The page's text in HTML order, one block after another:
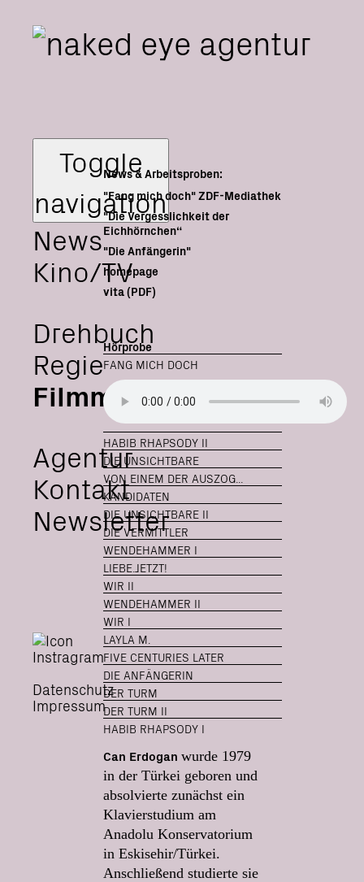
Toggle
navigation
News
Kino/TV
Drehbuch
Regie
Filmmusik
Agentur
Kontakt
Newsletter
Datenschutz
Impressum
News & Arbeitsproben:
"Fang mich doch" ZDF-Mediathek
"Die Vergesslichkeit der
Eichhörnchen“
"Die Anfängerin"
homepage
vita (PDF)
Hörprobe
FANG MICH DOCH
HABIB RHAPSODY II
DIE UNSICHTBARE
VON EINEM DER AUSZOG...
KANDIDATEN
DIE UNSICHTBARE II
DIE VERMITTLER
WENDEHAMMER I
LIEBE.JETZT!
WIR II
WENDEHAMMER II
WIR I
LAYLA M.
FIVE CENTURIES LATER
DIE ANFÄNGERIN
DER TURM
DER TURM II
HABIB RHAPSODY I
Can Erdoganwurde 1979
in der Türkei geboren und
absolvierte zunächst ein
Klavierstudium am
Anadolu Konservatorium
in Eskisehir/Türkei.
Anschließend studierte sie